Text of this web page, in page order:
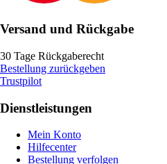
Versand und Rückgabe
30 Tage Rückgaberecht
Bestellung zurückgeben
Trustpilot
Dienstleistungen
Mein Konto
Hilfecenter
Bestellung verfolgen